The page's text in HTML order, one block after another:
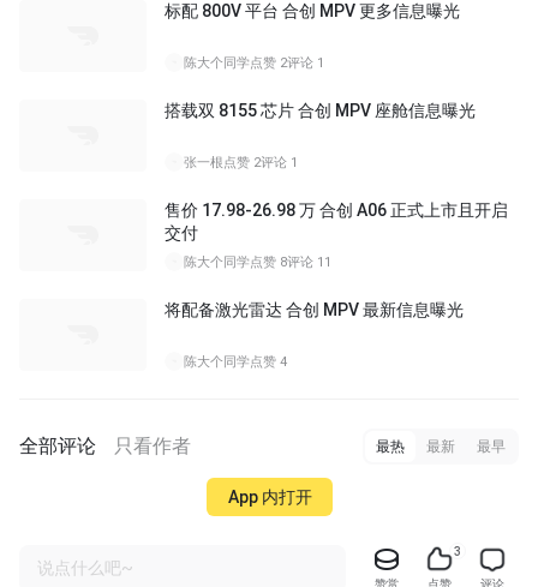
标配 800V 平台 合创 MPV 更多信息曝光
陈大个同学点赞 2评论 1
搭载双 8155 芯片 合创 MPV 座舱信息曝光
张一根点赞 2评论 1
售价 17.98-26.98 万 合创 A06 正式上市且开启
交付
陈大个同学点赞 8评论 11
将配备激光雷达 合创 MPV 最新信息曝光
陈大个同学点赞 4
全部评论 只看作者 最热 最新 最早
App 内打开
说点什么吧~
3